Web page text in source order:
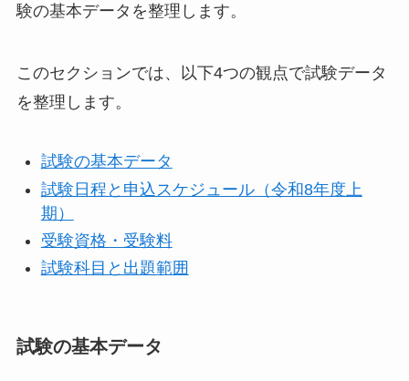
験の基本データを整理します。
このセクションでは、以下4つの観点で試験データ
を整理します。
試験の基本データ
試験日程と申込スケジュール（令和8年度上
期）
受験資格・受験料
試験科目と出題範囲
試験の基本データ